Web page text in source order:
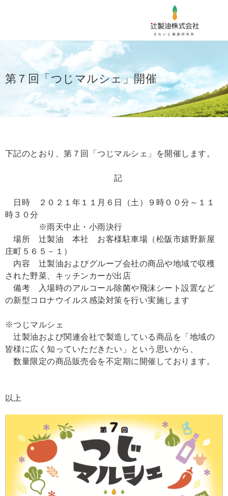
第７回「つじマルシェ」開催
下記のとおり、第７回「つじマルシェ」を開催します。
記
日時 ２０２１年１１月６日（土）９時００分～１１
時３０分
※雨天中止・小雨決行
場所 辻製油 本社 お客様駐車場（松阪市嬉野新屋
庄町５６５－１）
内容 辻製油およびグループ会社の商品や地域で収穫
された野菜、キッチンカーが出店
備考 入場時のアルコール除菌や飛沫シート設置など
の新型コロナウイルス感染対策を行い実施します
※つじマルシェ
辻製油および関連会社で製造している商品を「地域の
皆様に広く知っていただきたい」という思いから、
数量限定の商品販売会を不定期に開催しております。
以上